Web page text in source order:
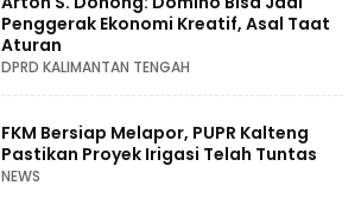
Penggerak Ekonomi Kreatif, Asal Taat
Aturan
DPRD KALIMANTAN TENGAH
FKM Bersiap Melapor, PUPR Kalteng
Pastikan Proyek Irigasi Telah Tuntas
NEWS